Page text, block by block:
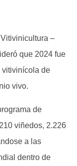
–
que 2024 fue
vitivinícola de
vivo.
de
viñedos, 2.226
a las
dentro de